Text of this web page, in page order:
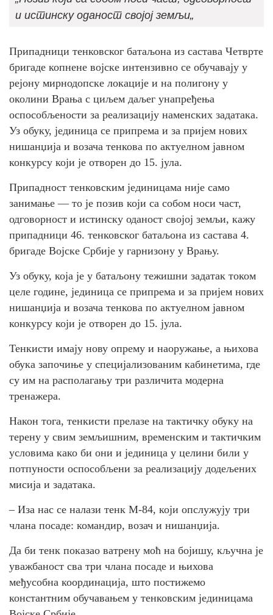
и истинску оданост својој земљи„
Припадници тенковског батаљона из састава Четврте
бригаде копнене војске интензивно се обучавају у
рејону мирнодопске локације и на полигону у
околини Врања с циљем даљег унапређења
оспособљености за реализацију наменских задатака.
Уз обуку, јединица се припрема и за пријем нових
нишанџија и возача тенкова по актуелном јавном
конкурсу који је отворен до 15. јула.
Припадност тенковским јединицама није само
занимање — то је позив који са собом носи част,
одговорност и истинску оданост својој земљи, кажу
припадници 46. тенковског батаљона из састава 4.
бригаде Војске Србије у гарнизону у Врању.
Уз обуку, која је у батаљону тежишни задатак током
целе године, јединица се припрема и за пријем нових
нишанџија и возача тенкова по актуелном јавном
конкурсу који је отворен до 15. јула.
Тенкисти имају нову опрему и наоружање, а њихова
обука започиње у специјализованим кабинетима, где
су им на располагању три различита модерна
тренажера.
Након тога, тенкисти прелазе на тактичку обуку на
терену у свим земљишним, временским и тактичким
условима како би они и јединица у целини били у
потпуности оспособљени за реализацију додељених
мисија и задатака.
– Иза нас се налази тенк М-84, који опслужују три
члана посаде: командир, возач и нишанџија.
Да би тенк показао ватрену моћ на бојишу, кључна је
уважбаност сва три члана посаде и њихова
међусобна координација, што постижемо
константним обучавањем у тенковским јединицама